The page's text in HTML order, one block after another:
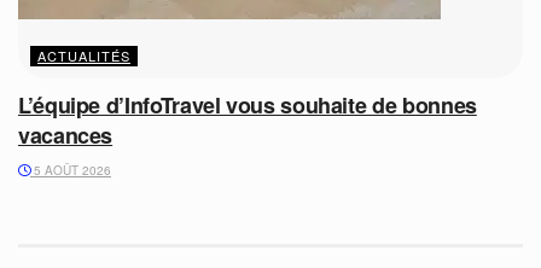
ACTUALITÉS
L’équipe d’InfoTravel vous souhaite de bonnes
vacances
5 AOÛT 2026